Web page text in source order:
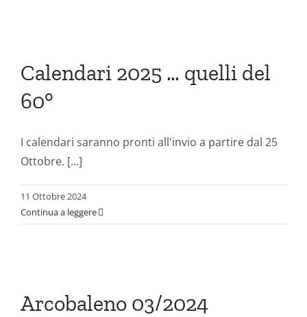
Calendari 2025 … quelli del
60°
I calendari saranno pronti all'invio a partire dal 25
Ottobre. [...]
11 Ottobre 2024
Continua a leggere
Arcobaleno 03/2024